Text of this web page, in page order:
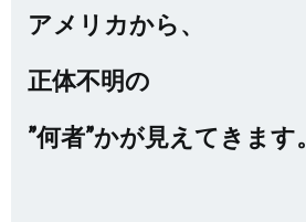
アメリカから、
正体不明の
”何者”かが見えてきます。